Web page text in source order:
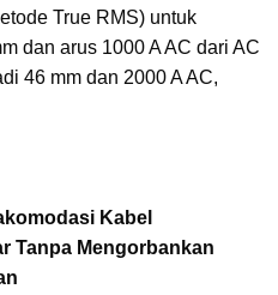
True RMS) untuk
dan arus 1000 A AC dari AC
46 mm dan 2000 A AC,
Kabel
Tanpa Mengorbankan